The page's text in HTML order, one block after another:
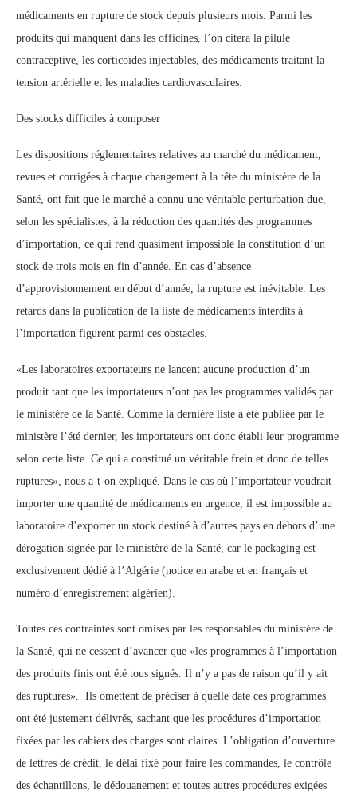
médicaments en rupture de stock depuis plusieurs mois. Parmi les
produits qui manquent dans les officines, l’on citera la pilule
contraceptive, les corticoïdes injectables, des médicaments traitant la
tension artérielle et les maladies cardiovasculaires.
Des stocks difficiles à composer
Les dispositions réglementaires relatives au marché du médicament,
revues et corrigées à chaque changement à la tête du ministère de la
Santé, ont fait que le marché a connu une véritable perturbation due,
selon les spécialistes, à la réduction des quantités des programmes
d’importation, ce qui rend quasiment impossible la constitution d’un
stock de trois mois en fin d’année. En cas d’absence
d’approvisionnement en début d’année, la rupture est inévitable. Les
retards dans la publication de la liste de médicaments interdits à
l’importation figurent parmi ces obstacles.
«Les laboratoires exportateurs ne lancent aucune production d’un
produit tant que les importateurs n’ont pas les programmes validés par
le ministère de la Santé. Comme la dernière liste a été publiée par le
ministère l’été dernier, les importateurs ont donc établi leur programme
selon cette liste. Ce qui a constitué un véritable frein et donc de telles
ruptures», nous a-t-on expliqué. Dans le cas où l’importateur voudrait
importer une quantité de médicaments en urgence, il est impossible au
laboratoire d’exporter un stock destiné à d’autres pays en dehors d’une
dérogation signée par le ministère de la Santé, car le packaging est
exclusivement dédié à l’Algérie (notice en arabe et en français et
numéro d’enregistrement algérien).
Toutes ces contraintes sont omises par les responsables du ministère de
la Santé, qui ne cessent d’avancer que «les programmes à l’importation
des produits finis ont été tous signés. Il n’y a pas de raison qu’il y ait
des ruptures». Ils omettent de préciser à quelle date ces programmes
ont été justement délivrés, sachant que les procédures d’importation
fixées par les cahiers des charges sont claires. L’obligation d’ouverture
de lettres de crédit, le délai fixé pour faire les commandes, le contrôle
des échantillons, le dédouanement et toutes autres procédures exigées